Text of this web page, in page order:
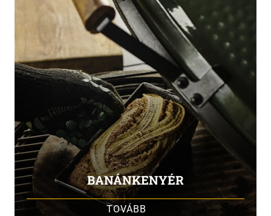
BANÁNKENYÉR
TOVÁBB